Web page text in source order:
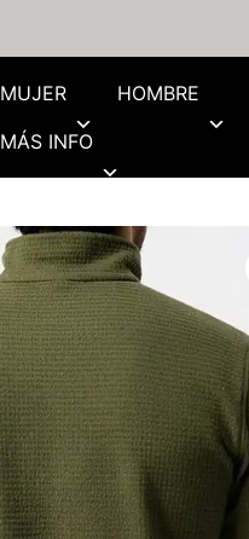
MUJER HOMBRE
MÁS INFO